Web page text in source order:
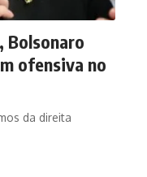
Bolsonaro
ofensiva no
da direita